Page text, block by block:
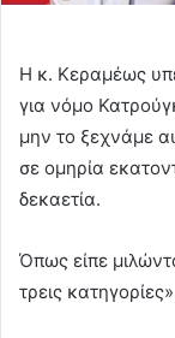
Η κ. Κεραμέως
για νόμο
μην το ξεχνάμε
σε ομηρία
δεκαετία.
Όπως είπε
τρεις